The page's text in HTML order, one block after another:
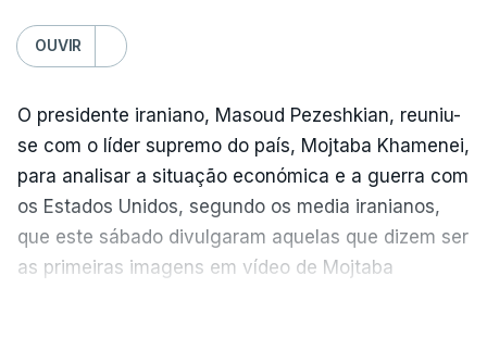
OUVIR
O presidente iraniano, Masoud Pezeshkian, reuniu-
se com o líder supremo do país, Mojtaba Khamenei,
para analisar a situação económica e a guerra com
os Estados Unidos, segundo os media iranianos,
que este sábado divulgaram aquelas que dizem ser
as primeiras imagens em vídeo de Mojtaba